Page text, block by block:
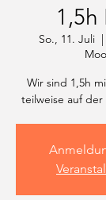
1,5h
So., 11. Juli
  |
Wir sind 1,5h